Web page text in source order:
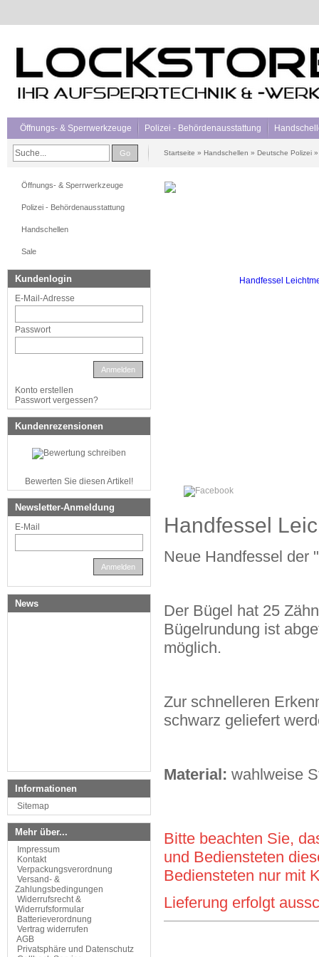
Öffnungs- & Sperrwerkzeuge Polizei - Behördenausstattung
Go Startseite » Handschellen » Deutsche Polizei
Handfessel
Neue Handfessel der
Der Bügel hat 25
Bügelrundung ist
möglich.
Zur schnelleren
schwarz geliefert
Material: wahlweise
Bitte beachten Sie,
und Bediensteten
Bediensteten nur mit
Lieferung erfolgt
Öffnungs- & Sperrwerkzeuge
Polizei - Behördenausstattung
Handschellen
Sale
Kundenlogin
E-Mail-Adresse
Passwort
Anmelden
Konto erstellen
Passwort vergessen?
Kundenrezensionen
Bewerten Sie diesen Artikel!
Newsletter-Anmeldung
E-Mail
Anmelden
News
Informationen
Sitemap
Mehr über...
Impressum
Kontakt
Verpackungsverordnung
Versand- &
Zahlungsbedingungen
Widerrufsrecht &
Widerrufsformular
Batterieverordnung
Vertrag widerrufen
AGB
Privatsphäre und Datenschutz